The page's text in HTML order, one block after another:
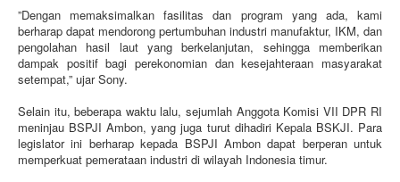
”Dengan memaksimalkan fasilitas dan program yang ada, kami
berharap dapat mendorong pertumbuhan industri manufaktur, IKM, dan
pengolahan hasil laut yang berkelanjutan, sehingga memberikan
dampak positif bagi perekonomian dan kesejahteraan masyarakat
setempat,” ujar Sony.
Selain itu, beberapa waktu lalu, sejumlah Anggota Komisi VII DPR RI
meninjau BSPJI Ambon, yang juga turut dihadiri Kepala BSKJI. Para
legislator ini berharap kepada BSPJI Ambon dapat berperan untuk
memperkuat pemerataan industri di wilayah Indonesia timur.